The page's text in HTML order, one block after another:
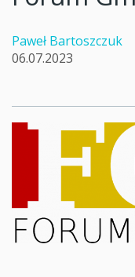
Paweł Bartoszczuk
06.07.2023